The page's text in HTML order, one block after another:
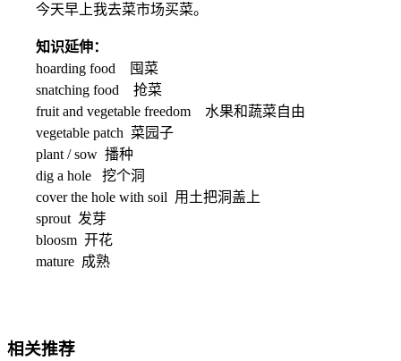
今天早上我去菜市场买菜。
知识延伸：
hoarding food 囤菜
snatching food 抢菜
fruit and vegetable freedom 水果和蔬菜自由
vegetable patch 菜园子
plant / sow 播种
dig a hole 挖个洞
cover the hole with soil 用土把洞盖上
sprout 发芽
bloosm 开花
mature 成熟
相关推荐